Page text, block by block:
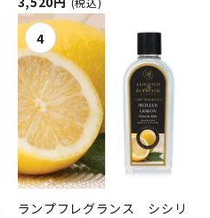
ASHLEIGH&BURWOOD（ア
シュレイアンドバーウッド）
ランプフレグランス シシリ